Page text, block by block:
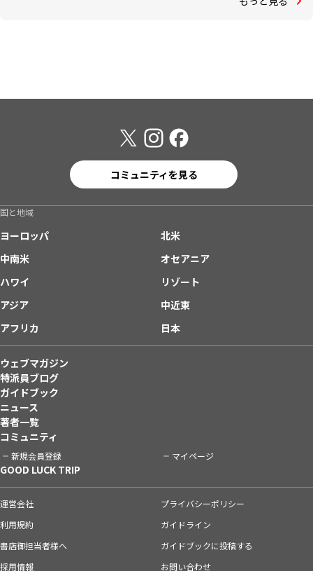
コミュニティを見る
国と地域
ヨーロッパ
北米
中南米
オセアニア
ハワイ
リゾート
アジア
中近東
アフリカ
日本
ウェブマガジン
特派員ブログ
ガイドブック
ニュース
著者一覧
コミュニティ
新規会員登録 マイページ
GOOD LUCK TRIP
運営会社
プライバシーポリシー
利用規約
ガイドライン
書店御担当者様へ
ガイドブックに投稿する
採用情報
お問い合わせ